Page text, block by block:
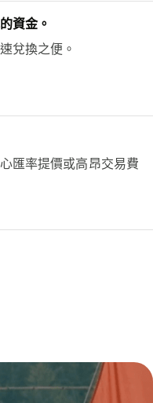
資金。
兌換之便。
匯率提價或高昂交易費